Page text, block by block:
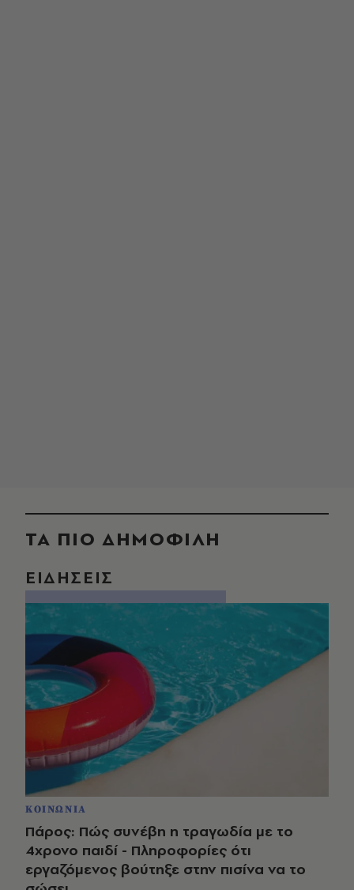
ΤΑ ΠΙΟ ΔΗΜΟΦΙΛΗ
ΕΙΔΗΣΕΙΣ
ΚΟΙΝΩΝΙΑ
Πάρος: Πώς συνέβη η τραγωδία με το
4χρονο παιδί - Πληροφορίες ότι
εργαζόμενος βούτηξε στην πισίνα να το